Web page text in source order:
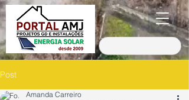
Post
Amanda Carreiro